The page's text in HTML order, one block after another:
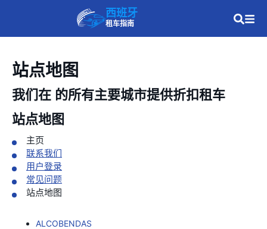
西班牙
租车指南
站点地图
我们在 的所有主要城市提供折扣租车
站点地图
主页
联系我们
用户登录
常见问题
站点地图
ALCOBENDAS